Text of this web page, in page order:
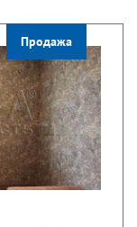
Продажа